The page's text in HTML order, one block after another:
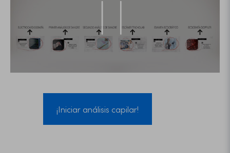
¡Iniciar análisis capilar!